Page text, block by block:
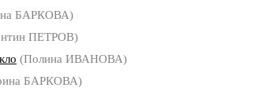
БАРКОВА)
ПЕТРОВ)
(Полина ИВАНОВА)
БАРКОВА)